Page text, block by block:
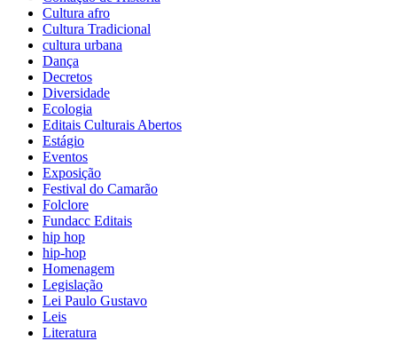
Cultura afro
Cultura Tradicional
cultura urbana
Dança
Decretos
Diversidade
Ecologia
Editais Culturais Abertos
Estágio
Eventos
Exposição
Festival do Camarão
Folclore
Fundacc Editais
hip hop
hip-hop
Homenagem
Legislação
Lei Paulo Gustavo
Leis
Literatura